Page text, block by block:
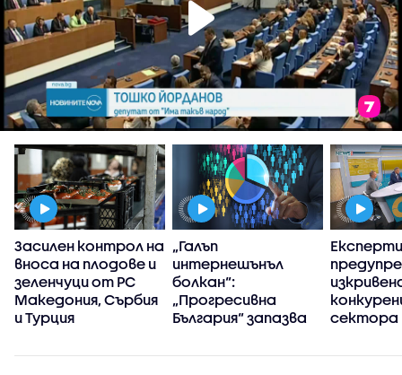
Засилен контрол на
вноса на плодове и
зеленчуци от РС
Македония, Сърбия
и Турция
„Галъп
интернешънъл
болкан“:
„Прогресивна
България“ запазва
доверие през
Експерти
сектора